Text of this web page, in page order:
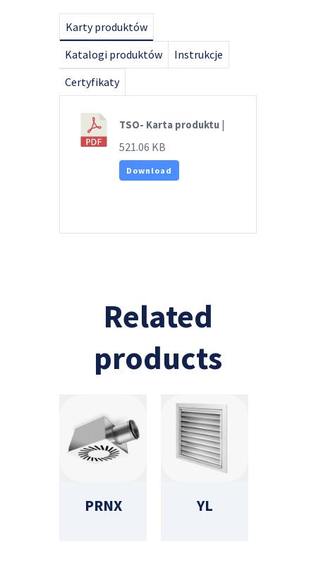
Karty produktów
Katalogi produktów
Instrukcje
Certyfikaty
TSO- Karta produktu |
521.06 KB
Download
Related
products
PRNX YL